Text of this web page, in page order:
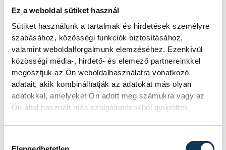
Ez a weboldal sütiket használ
Sütiket használunk a tartalmak és hirdetések személyre
szabásához, közösségi funkciók biztosításához,
valamint weboldalforgalmunk elemzéséhez. Ezenkívül
közösségi média-, hirdető- és elemező partnereinkkel
megosztjuk az Ön weboldalhasználatra vonatkozó
adatait, akik kombinálhatják az adatokat más olyan
adatokkal, amelyeket Ön adott meg számukra vagy az
Ön által használt más szolgáltatásokból gyűjtöttek.
már általános iskolás korában
csatlakozott, majd 2009 óta, több, mint
másfél évtizede a Veszprémi Magyar-Finn
Egyesület, a VEMAFI elnöke. Elnökségi
ideje alatt, 2016-ban Veszprém elnyerte a
Finnugor Kulturális Fővárosa címet. Az
egyesület 40. jubileumi évében, finn
vendégek fogadásával, a Magyarországon
működő magyar-finn egyesületek
veszprémi találkozójának